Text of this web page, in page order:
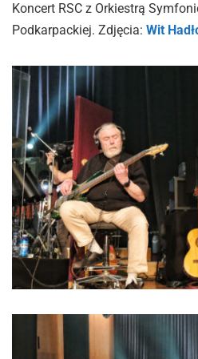
Koncert RSC z Orkiestrą
Podkarpackiej. Zdjęcia: Wit